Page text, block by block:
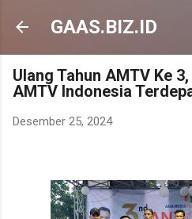
Langsung ke
GAAS.BIZ.ID
Ulang Tahun AMTV Ke
AMTV Indonesia
Desember 25, 2024